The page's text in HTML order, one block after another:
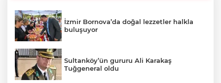
İzmir Bornova’da doğal lezzetler halkla
buluşuyor
Sultanköy’ün gururu Ali Karakaş
Tuğgeneral oldu